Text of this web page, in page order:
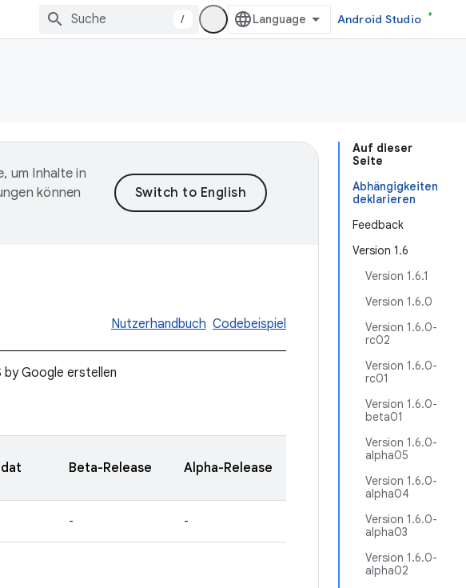
/ Android Studio
Auf dieser
Seite
Abhängigkeiten
deklarieren
Feedback
Version 1.6
Version 1.6.1
Version 1.6.0
Version 1.6.0-
rc02
Version 1.6.0-
rc01
Version 1.6.0-
beta01
Version 1.6.0-
alpha05
Version 1.6.0-
alpha04
Version 1.6.0-
alpha03
Version 1.6.0-
alpha02
um Inhalte in
können
Nutzerhandbuch Codebeispiel
Google erstellen
Beta-Release Alpha-Release
- -